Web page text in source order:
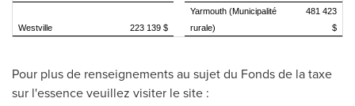
Westville 223 139 $
Yarmouth (Municipalité
rurale)
481 423
$
Pour plus de renseignements au sujet du Fonds de la taxe
sur l'essence veuillez visiter le site :